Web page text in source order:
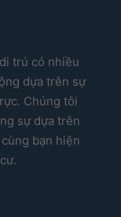
trú có nhiều
dựa trên sự
Chúng tôi
sự dựa trên
bạn hiện